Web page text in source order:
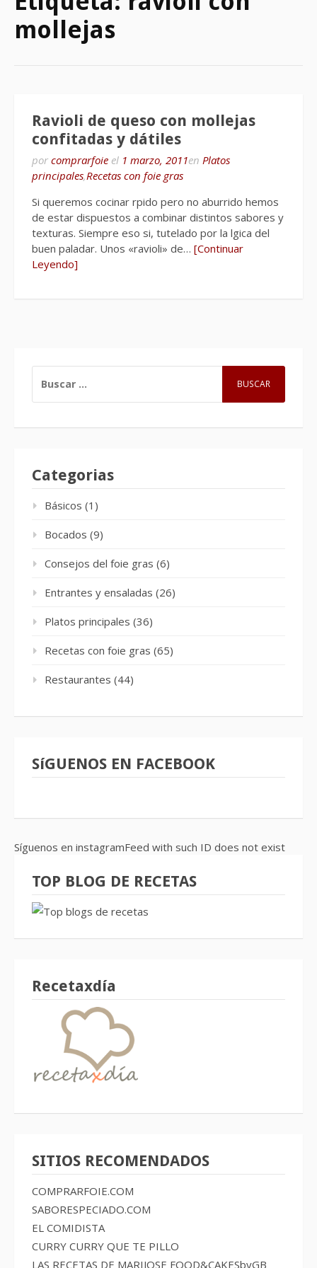
mollejas
Ravioli de queso con mollejas
confitadas y dátiles
por comprarfoie el 1 marzo, 2011en Platos
principales,Recetas con foie gras
Si queremos cocinar rpido pero no aburrido hemos
de estar dispuestos a combinar distintos sabores y
texturas. Siempre eso si, tutelado por la lgica del
buen paladar. Unos «ravioli» de… [Continuar
Leyendo]
Categorias
Básicos (1)
Bocados (9)
Consejos del foie gras (6)
Entrantes y ensaladas (26)
Platos principales (36)
Recetas con foie gras (65)
Restaurantes (44)
SíGUENOS EN FACEBOOK
Síguenos en instagramFeed with such ID does not exist
TOP BLOG DE RECETAS
Recetaxdía
SITIOS RECOMENDADOS
COMPRARFOIE.COM
SABORESPECIADO.COM
EL COMIDISTA
CURRY CURRY QUE TE PILLO
LAS RECETAS DE MARIJOSE FOOD&CAKESbyGB